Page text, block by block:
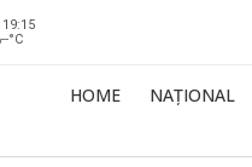
--°C
HOME NAȚIONAL